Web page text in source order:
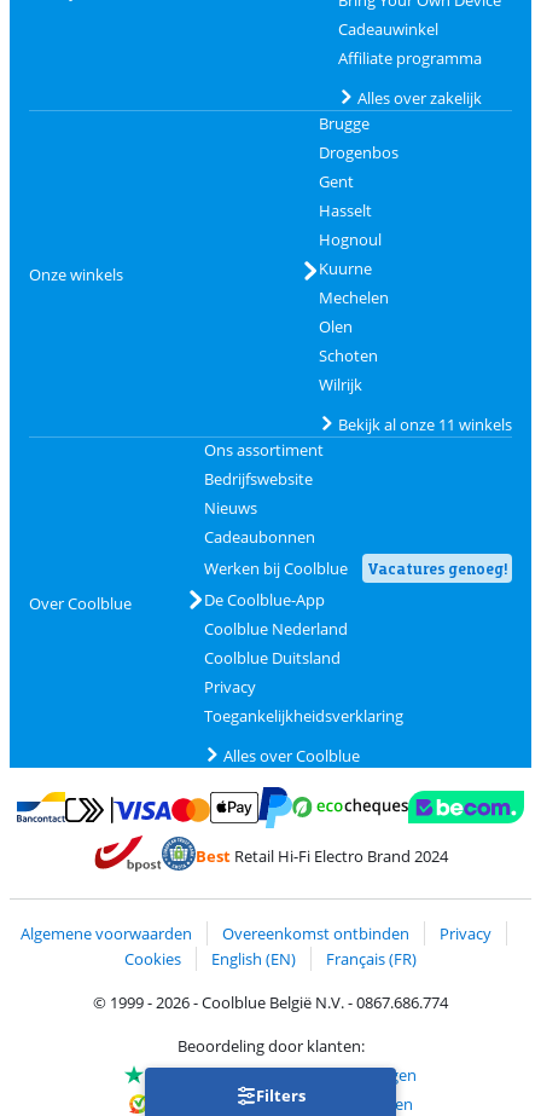
Filters
Cadeauwinkel
Affiliate programma
Alles over zakelijk
Onze winkels
Brugge
Drogenbos
Gent
Hasselt
Hognoul
Kuurne
Mechelen
Olen
Schoten
Wilrijk
Bekijk al onze 11 winkels
Over Coolblue
Ons assortiment
Bedrijfswebsite
Nieuws
Cadeaubonnen
Werken bij Coolblue
Vacatures genoeg!
De Coolblue-App
Coolblue Nederland
Coolblue Duitsland
Privacy
Toegankelijkheidsverklaring
Alles over Coolblue
Betalen met Bancontact
Betalen met MasterCard en Visa via ClickToPay
Betalen met PayPal
BestRetail Hi-Fi Electro Brand 2024
Algemene voorwaarden Overeenkomst ontbinden
Privacy
Cookies
English (EN)
Français (FR)
© 1999 - 2026 - Coolblue België N.V. - 0867.686.774
Beoordeling door klanten:
Trustpilot 4/5-75.180 beoordelingen
Kiyoh 9.1/10-68.729 beoordelingen